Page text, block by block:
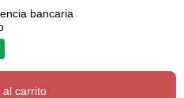
bancaria
al carrito